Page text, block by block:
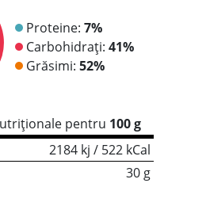
Proteine: 7%
Carbohidrați: 41%
Grăsimi: 52%
pentru 100 g
2184 kj / 522 kCal
30 g